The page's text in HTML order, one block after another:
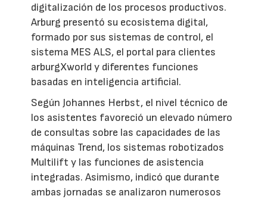
digitalización de los procesos productivos.
Arburg presentó su ecosistema digital,
formado por sus sistemas de control, el
sistema MES ALS, el portal para clientes
arburgXworld y diferentes funciones
basadas en inteligencia artificial.
Según Johannes Herbst, el nivel técnico de
los asistentes favoreció un elevado número
de consultas sobre las capacidades de las
máquinas Trend, los sistemas robotizados
Multilift y las funciones de asistencia
integradas. Asimismo, indicó que durante
ambas jornadas se analizaron numerosos